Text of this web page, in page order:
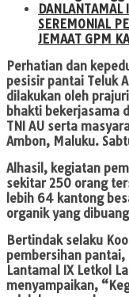
DANLANTAMAL
SEREMONIAL
JEMAAT GPM
Perhatian dan
pesisir pantai Teluk
dilakukan oleh
bhakti bekerjasama
TNI AU serta
Ambon, Maluku.
Alhasil, kegiatan
sekitar 250 orang
lebih 64 kantong
organik yang
Bertindak selaku
pembersihan pantai,
Lantamal IX Letkol
menyampaikan,